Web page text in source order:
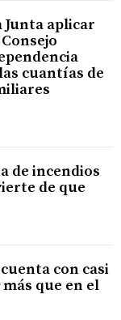
Junta aplicar
cuantías de
de incendios
de que
con casi
que en el